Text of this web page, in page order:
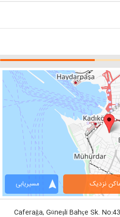
navigation مسیریابی نزدیک
Caferağa, Güneşli Bahçe Sk.